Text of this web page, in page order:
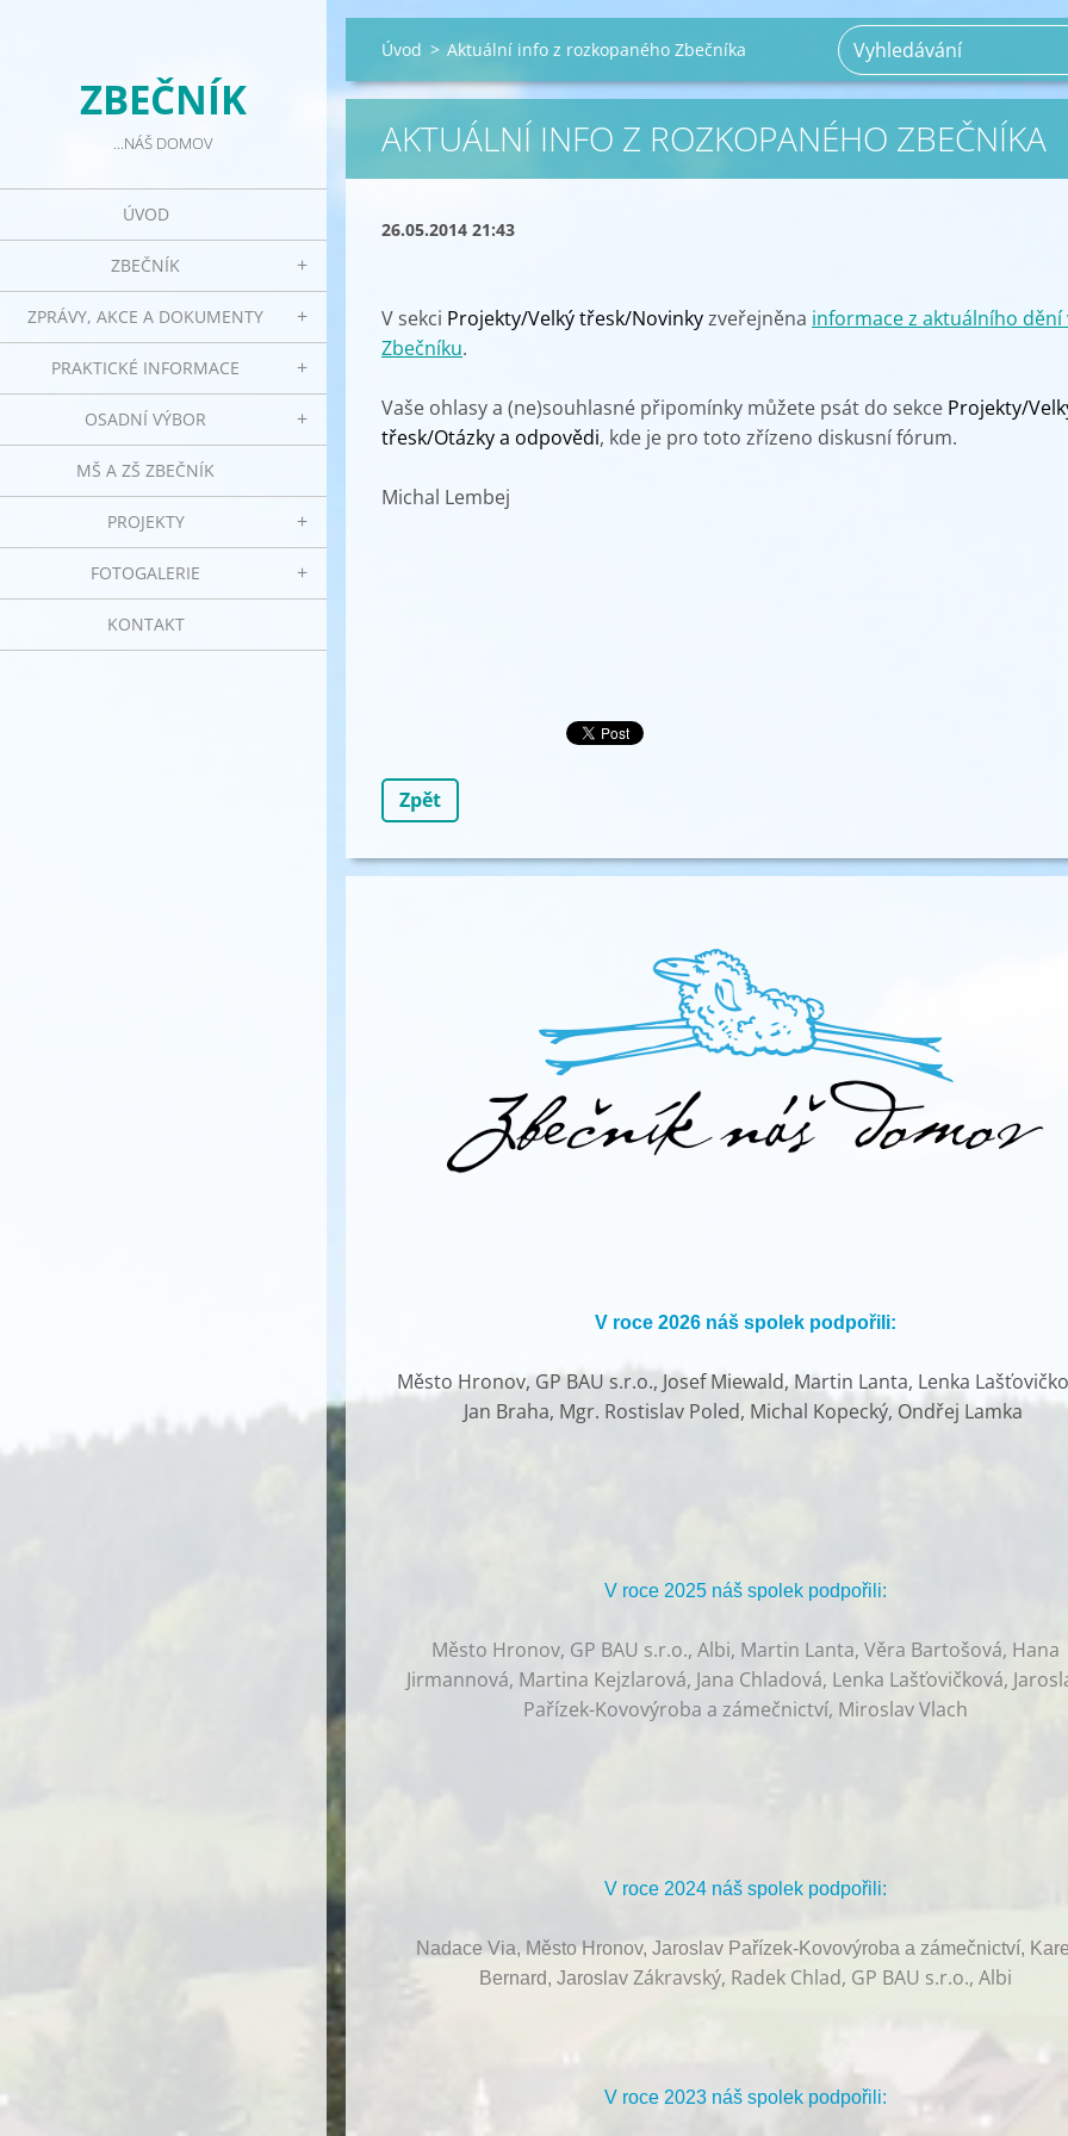
ZBEČNÍK
...NÁŠ DOMOV
ÚVOD
ZBEČNÍK
ZPRÁVY, AKCE A DOKUMENTY
PRAKTICKÉ INFORMACE
OSADNÍ VÝBOR
MŠ A ZŠ ZBEČNÍK
PROJEKTY
FOTOGALERIE
KONTAKT
Úvod > Aktuální info z rozkopaného Zbečníka
AKTUÁLNÍ INFO Z ROZKOPANÉHO ZBEČNÍKA
26.05.2014 21:43
V sekci Projekty/Velký třesk/Novinkyzveřejněna informace z aktuálního dění
Zbečníku.
Vaše ohlasy a (ne)souhlasné připomínky můžete psát do sekce Projekty/
třesk/Otázky a odpovědi, kde je pro toto zřízeno diskusní fórum.
Michal Lembej
Zpět
V roce 2026 náš spolek podpořili:
Město Hronov, GP BAU s.r.o., Josef Miewald, Martin Lanta, Lenka
Jan Braha, Mgr. Rostislav Poled, Michal Kopecký, Ondřej Lamka
V roce 2025 náš spolek podpořili:
Město Hronov, GP BAU s.r.o., Albi, Martin Lanta, Věra Bartošová, Hana
Jirmannová, Martina Kejzlarová, Jana Chladová, Lenka Lašťovičková,
Pařízek-Kovovýroba a zámečnictví, Miroslav Vlach
V roce 2024 náš spolek podpořili:
Nadace Via, Město Hronov, Jaroslav Pařízek-Kovovýroba a zámečnictví,
Bernard, JaroslavZákravský, Radek Chlad, GP BAU s.r.o., Albi
V roce 2023 náš spolek podpořili: